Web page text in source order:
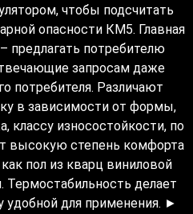
чтобы подсчитать
опасности КМ5. Главная
предлагать потребителю
запросам даже
потребителя. Различают
в зависимости от формы,
классу износостойкости, по
высокую степень комфорта
пол из кварц виниловой
Термостабильность делает
удобной для применения. ►